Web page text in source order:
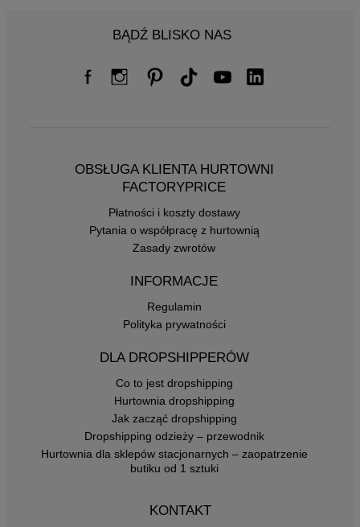
BĄDŹ BLISKO NAS
OBSŁUGA KLIENTA HURTOWNI
FACTORYPRICE
Płatności i koszty dostawy
Pytania o współpracę z hurtownią
Zasady zwrotów
INFORMACJE
Regulamin
Polityka prywatności
DLA DROPSHIPPERÓW
Co to jest dropshipping
Hurtownia dropshipping
Jak zacząć dropshipping
Dropshipping odzieży – przewodnik
Hurtownia dla sklepów stacjonarnych – zaopatrzenie
butiku od 1 sztuki
KONTAKT